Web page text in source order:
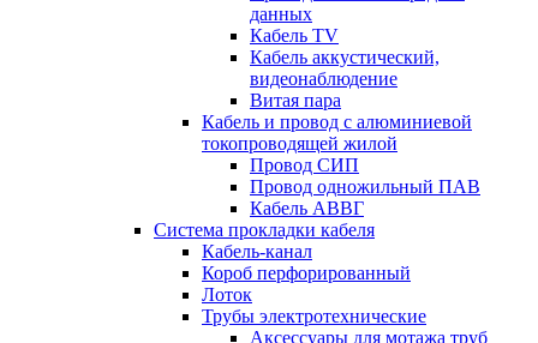
данных
Кабель TV
Кабель аккустический,
видеонаблюдение
Витая пара
Кабель и провод с алюминиевой
токопроводящей жилой
Провод СИП
Провод одножильный ПАВ
Кабель АВВГ
Система прокладки кабеля
Кабель-канал
Короб перфорированный
Лоток
Трубы электротехнические
Аксессуары для мотажа труб